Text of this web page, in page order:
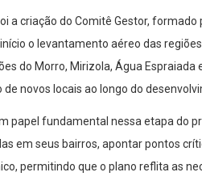
a criação do Comitê Gestor,
o levantamento aéreo das
do Morro, Mirizola, Água
novos locais ao longo do
papel fundamental nessa etapa do
em seus bairros, apontar pontos
permitindo que o plano reflita as